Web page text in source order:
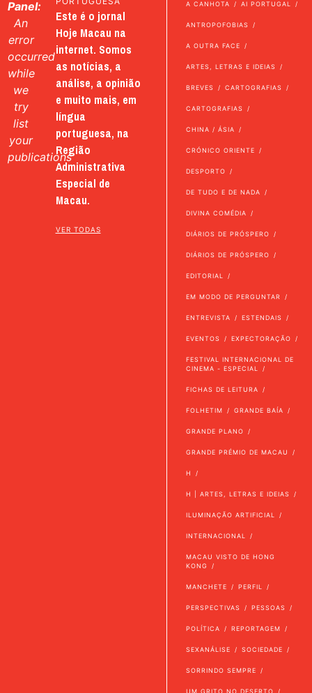
Panel:
An
error
occurred
while
we
try
list
your
publications
Este é o jornal
Hoje Macau na
internet. Somos
as notícias, a
análise, a opinião
e muito mais, em
língua
portuguesa, na
Região
Administrativa
Especial de
Macau.
VER TODAS
A CANHOTA AI PORTUGAL
ANTROPOFOBIAS
A OUTRA FACE
ARTES, LETRAS E IDEIAS
BREVES CARTOGRAFIAS
CARTOGRAFIAS
CHINA / ÁSIA
CRÓNICO ORIENTE
DESPORTO
DE TUDO E DE NADA
DIVINA COMÉDIA
DIÁRIOS DE PRÓSPERO
DIÁRIOS DE PRÓSPERO
EDITORIAL
EM MODO DE PERGUNTAR
ENTREVISTA ESTENDAIS
EVENTOS EXPECTORAÇÃO
FESTIVAL INTERNACIONAL DE
CINEMA - ESPECIAL
FICHAS DE LEITURA
FOLHETIM GRANDE BAÍA
GRANDE PLANO
GRANDE PRÉMIO DE MACAU
H
H | ARTES, LETRAS E IDEIAS
ILUMINAÇÃO ARTIFICIAL
INTERNACIONAL
MACAU VISTO DE HONG
KONG
MANCHETE PERFIL
PERSPECTIVAS PESSOAS
POLÍTICA REPORTAGEM
SEXANÁLISE SOCIEDADE
SORRINDO SEMPRE
UM GRITO NO DESERTO